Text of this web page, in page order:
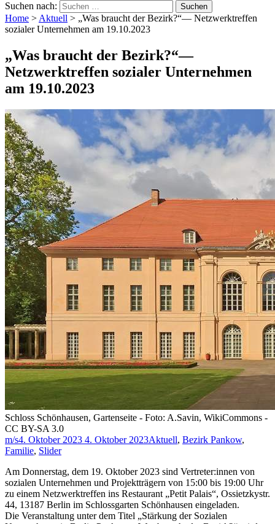
Suchen nach:
Home >Aktuell > „Was braucht der Bezirk?“— Netzwerktreffen
sozialer Unternehmen am 19.10.2023
„Was braucht der Bezirk?“—
Netzwerktreffen sozialer Unternehmen
am 19.10.2023
Schloss Schönhausen, Gartenseite - Foto: A.Savin, WikiCommons -
CC BY-SA 3.0
m/s4. Oktober 2023 4. Oktober 2023Aktuell, Bezirk Pankow,
Familie, Slider
Am Donnerstag, dem 19. Oktober 2023 sind Vertreter:innen von
sozialen Unternehmen und Projektträgern von 15:00 bis 19:00 Uhr
zu einem Netzwerktreffen ins Restaurant „Petit Palais“, Ossietzkystr.
44, 13187 Berlin im Schlossgarten Schönhausen eingeladen.
Die Veranstaltung unter dem Titel „Stärkung der Sozialen